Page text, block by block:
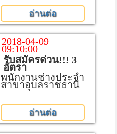
อ่านต่อ
2018-04-09
09:10:00
รับสมัครด่วน!!! 3
อัตรา
พนักงานช่างประจำ
สาขาอุบลราชธานี
อ่านต่อ